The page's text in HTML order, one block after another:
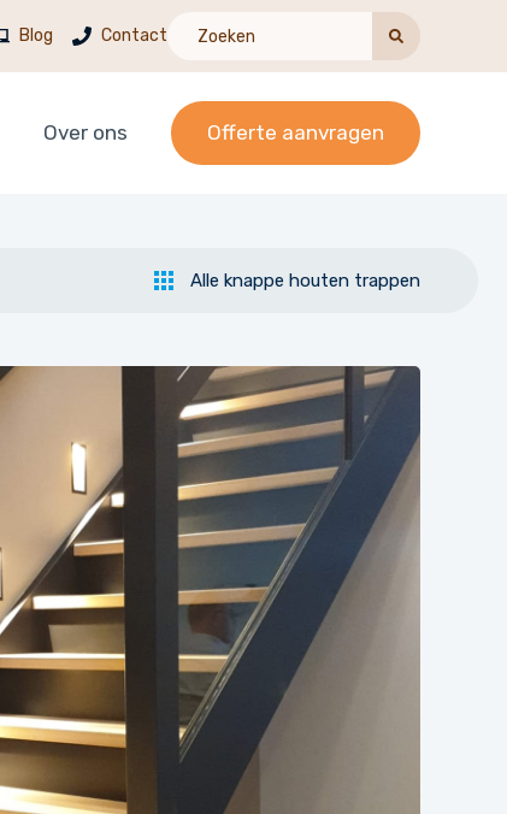
Blog Contact
Over ons Offerte aanvragen
Alle knappe houten trappen